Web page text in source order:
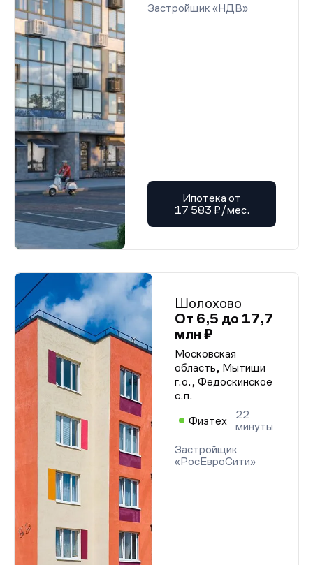
Застройщик «НДВ»
Ипотека от
17 583 ₽/мес.
Шолохово
От 6,5 до 17,7
млн ₽
Московская
область, Мытищи
г.о., Федоскинское
с.п.
Физтех
22
минуты
Застройщик
«РосЕвроСити»